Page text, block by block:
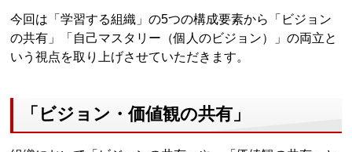
今回は「学習する組織」の5つの構成要素から「ビジョン
の共有」「自己マスタリー（個人のビジョン）」の両立と
いう視点を取り上げさせていただきます。
「ビジョン・価値観の共有」